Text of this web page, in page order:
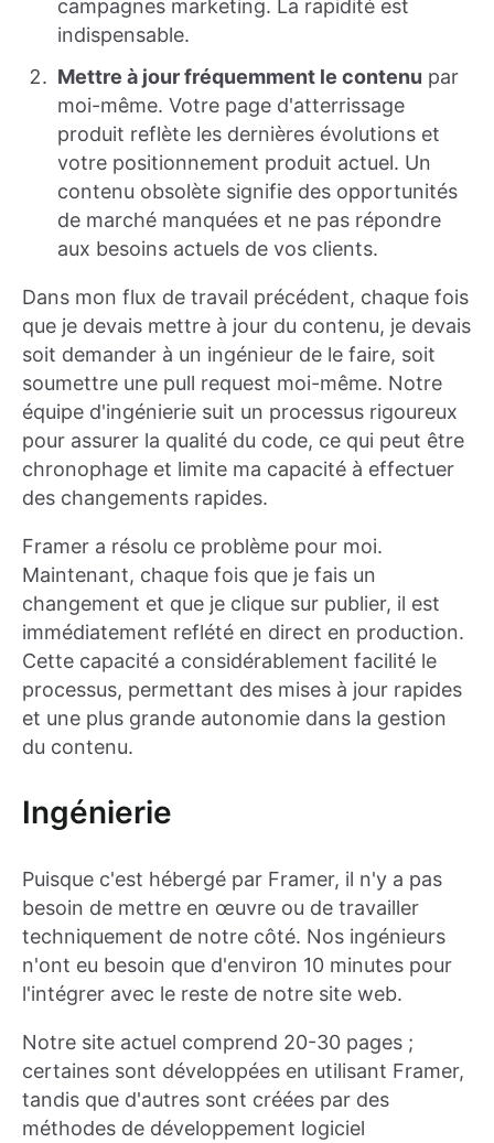
campagnes marketing. La rapidité est
indispensable.
Mettre à jour fréquemment le contenu par
moi-même. Votre page d'atterrissage
produit reflète les dernières évolutions et
votre positionnement produit actuel. Un
contenu obsolète signifie des opportunités
de marché manquées et ne pas répondre
aux besoins actuels de vos clients.
Dans mon flux de travail précédent, chaque fois
que je devais mettre à jour du contenu, je devais
soit demander à un ingénieur de le faire, soit
soumettre une pull request moi-même. Notre
équipe d'ingénierie suit un processus rigoureux
pour assurer la qualité du code, ce qui peut être
chronophage et limite ma capacité à effectuer
des changements rapides.
Framer a résolu ce problème pour moi.
Maintenant, chaque fois que je fais un
changement et que je clique sur publier, il est
immédiatement reflété en direct en production.
Cette capacité a considérablement facilité le
processus, permettant des mises à jour rapides
et une plus grande autonomie dans la gestion
du contenu.
Ingénierie
Puisque c'est hébergé par Framer, il n'y a pas
besoin de mettre en œuvre ou de travailler
techniquement de notre côté. Nos ingénieurs
n'ont eu besoin que d'environ 10 minutes pour
l'intégrer avec le reste de notre site web.
Notre site actuel comprend 20-30 pages ;
certaines sont développées en utilisant Framer,
tandis que d'autres sont créées par des
méthodes de développement logiciel